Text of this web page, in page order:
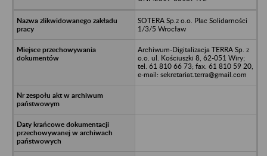
SOTERA Sp.z o.o. Plac Solidarności
1/3/5 Wrocław
Archiwum-Digitalizacja TERRA Sp. z
o.o. ul. Kościuszki 8, 62-051 Wiry;
tel. 61 810 66 73; fax. 61 810 59 20,
e-mail: sekretariat.terra@gmail.com